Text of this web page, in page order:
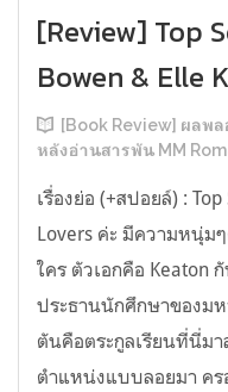
[Review] Top
Bowen & Elle
[Book Review] ผลพ
หลังอ่านสารพัน MM
เรื่องย่อ (+สปอยล์) :
Lovers ค่ะ มีความหนุ่ม
ใคร ตัวเอกคือ Keaton
ประธานนักศึกษาของม
ตันคือตระกูลเรียนที่นี่มา
ตำแหน่งแบบลอยมา คร